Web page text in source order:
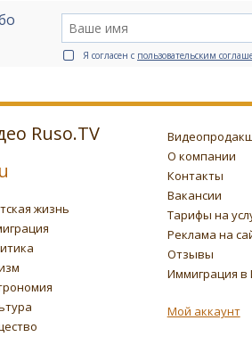
Я согласен с пользовательским
Ruso.TV
жизнь
О компании
Контакты
Вакансии
Тарифы на
Реклама на
Отзывы
Иммиграция в
Мой аккаунт